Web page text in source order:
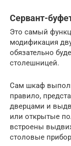
Сервант-
Это самый
модификация
обязательно
столешницей.
Сам шкаф
правило,
дверцами и
или открытые
встроены
столовые